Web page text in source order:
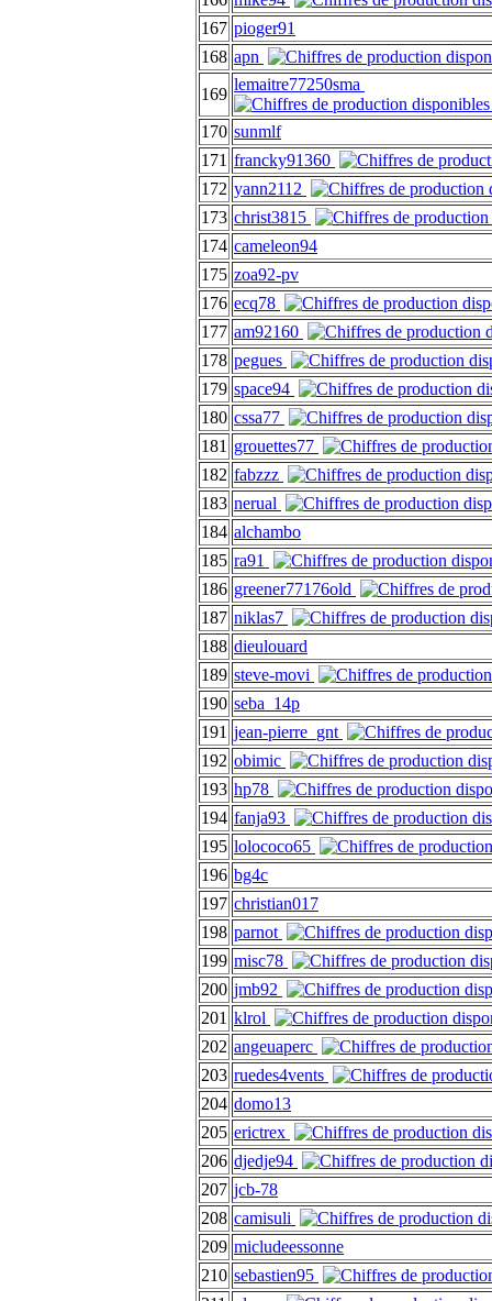
167 pioger91
168 apn
169
lemaitre77250sma
170 sunmlf
171 francky91360
172 yann2112
173 christ3815
174 cameleon94
175 zoa92-pv
176 ecq78
177 am92160
178 pegues
179 space94
180 cssa77
181 grouettes77
182 fabzzz
183 nerual
184 alchambo
185 ra91
186 greener77176old
187 niklas7
188 dieulouard
189 steve-movi
190 seba_14p
191 jean-pierre_gnt
192 obimic
193 hp78
194 fanja93
195 lolococo65
196 bg4c
197 christian017
198 parnot
199 misc78
200 jmb92
201 klrol
202 angeuaperc
203 ruedes4vents
204 domo13
205 erictrex
206 djedje94
207 jcb-78
208 camisuli
209 micludeessonne
210 sebastien95